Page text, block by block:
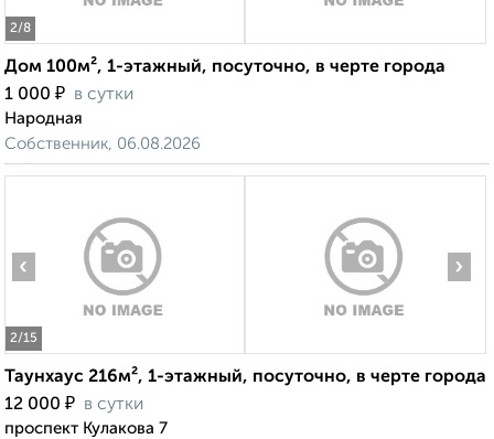
2/8
Дом 100м², 1-этажный, посуточно, в черте города
1 000 ₽ в сутки
Народная
Собственник, 06.08.2026
2/15
‹ ›
Таунхаус 216м², 1-этажный, посуточно, в черте города
12 000 ₽ в сутки
проспект Кулакова 7